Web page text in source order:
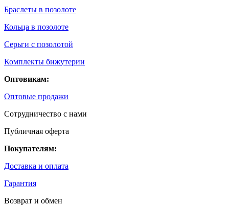
Браслеты в позолоте
Кольца в позолоте
Серьги с позолотой
Комплекты бижутерии
Оптовикам:
Оптовые продажи
Сотрудничество с нами
Публичная оферта
Покупателям:
Доставка и оплата
Гарантия
Возврат и обмен